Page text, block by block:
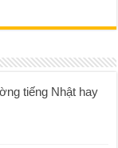
tiếng Nhật hay